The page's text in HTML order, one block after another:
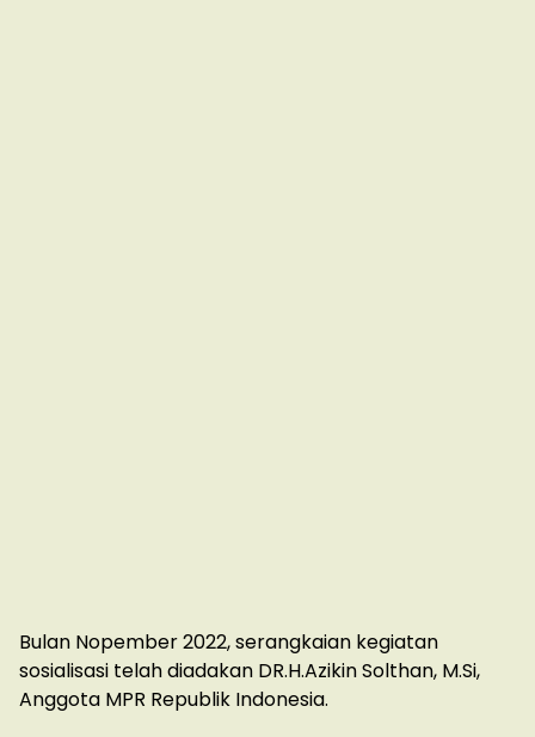
Bulan Nopember 2022, serangkaian kegiatan
sosialisasi telah diadakan DR.H.Azikin Solthan, M.Si,
Anggota MPR Republik Indonesia.